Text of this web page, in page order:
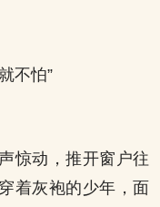
不怕”
惊动，推开窗户往
着灰袍的少年，面